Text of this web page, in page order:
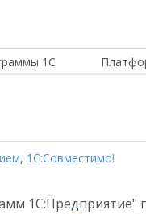
1С
, 1С:Совместимо!
1С:Предприятие"